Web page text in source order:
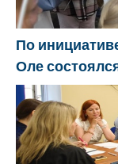
По
Оле